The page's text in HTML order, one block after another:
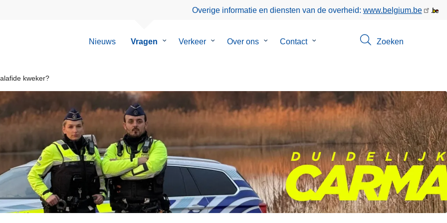
Overige informatie en diensten van de overheid: www.belgium.be
Nieuws Vragen
Submenu
Verkeer
SubmenuOver ons
Submenu
Contact
Submenu
Zoeken
kweker?